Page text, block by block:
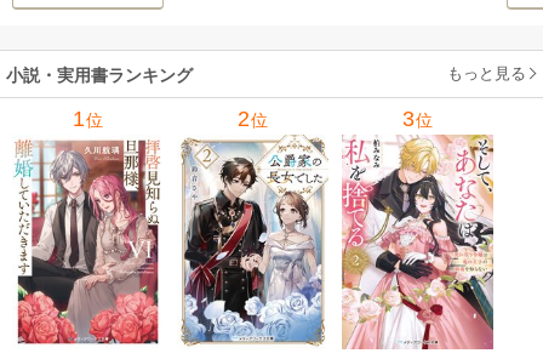
小説・実用書ランキング もっと見る
1位 2位 3位